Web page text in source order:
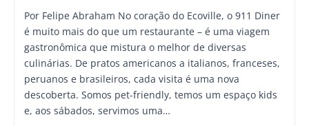
Por Felipe Abraham No coração do Ecoville, o 911 Diner
é muito mais do que um restaurante – é uma viagem
gastronômica que mistura o melhor de diversas
culinárias. De pratos americanos a italianos, franceses,
peruanos e brasileiros, cada visita é uma nova
descoberta. Somos pet-friendly, temos um espaço kids
e, aos sábados, servimos uma…